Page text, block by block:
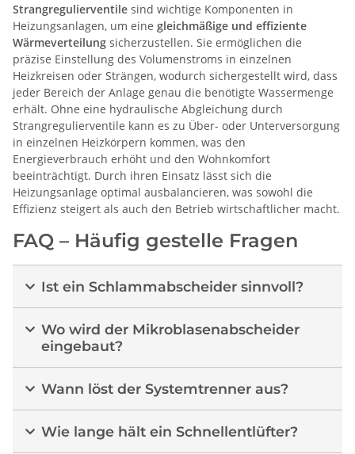
Strangregulierventile sind wichtige Komponenten in
Heizungsanlagen, um eine gleichmäßige und effiziente
Wärmeverteilung sicherzustellen. Sie ermöglichen die
präzise Einstellung des Volumenstroms in einzelnen
Heizkreisen oder Strängen, wodurch sichergestellt wird, dass
jeder Bereich der Anlage genau die benötigte Wassermenge
erhält. Ohne eine hydraulische Abgleichung durch
Strangregulierventile kann es zu Über- oder Unterversorgung
in einzelnen Heizkörpern kommen, was den
Energieverbrauch erhöht und den Wohnkomfort
beeinträchtigt. Durch ihren Einsatz lässt sich die
Heizungsanlage optimal ausbalancieren, was sowohl die
Effizienz steigert als auch den Betrieb wirtschaftlicher macht.
FAQ – Häufig gestelle Fragen
Ist ein Schlammabscheider sinnvoll?
Wo wird der Mikroblasenabscheider
eingebaut?
Wann löst der Systemtrenner aus?
Wie lange hält ein Schnellentlüfter?